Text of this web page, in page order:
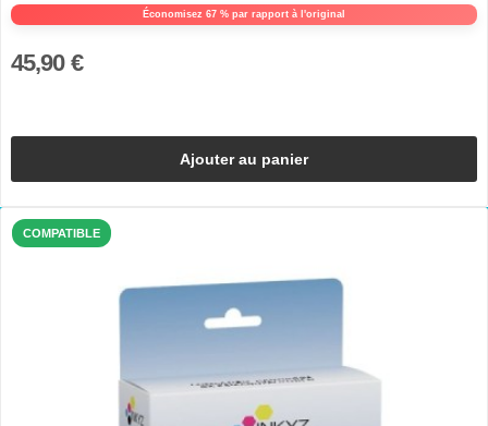
Économisez 67 % par rapport à l'original
45,90 €
Ajouter au panier
COMPATIBLE